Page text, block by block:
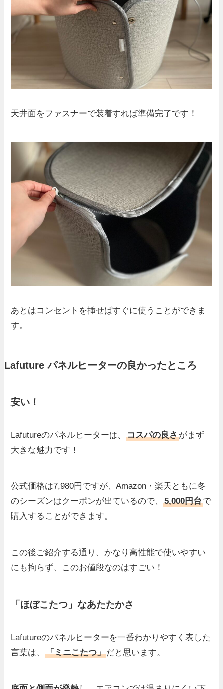
天井面をファスナーで装着すれば準備完了です！
あとはコンセントを挿せばすぐに使うことができま
す。
Lafuture パネルヒーターの良かったところ
安い！
Lafutureのパネルヒーターは、コスパの良さがまず
大きな魅力です！
公式価格は7,980円ですが、Amazon・楽天ともに冬
のシーズンはクーポンが出ているので、5,000円台で
購入することができます。
この後ご紹介する通り、かなり高性能で使いやすい
にも拘らず、このお値段なのはすごい！
「ほぼこたつ」なあたたかさ
Lafutureのパネルヒーターを一番わかりやすく表した
言葉は、「ミニこたつ」だと思います。